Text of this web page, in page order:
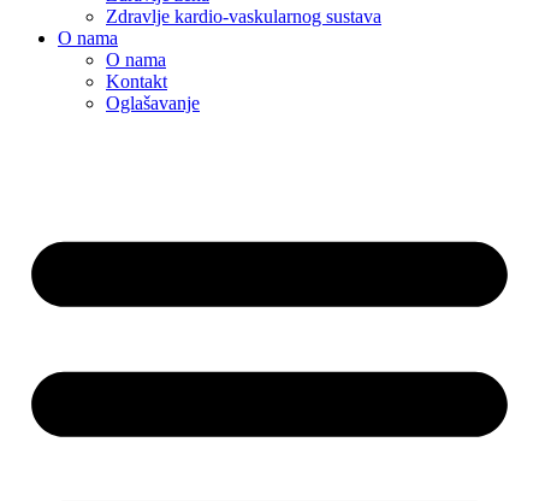
Zdravlje kardio-vaskularnog sustava
O nama
O nama
Kontakt
Oglašavanje